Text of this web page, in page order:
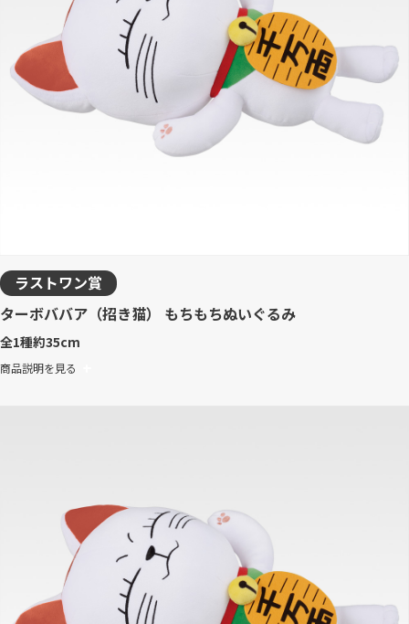
ラストワン賞
ターボババア（招き猫） もちもちぬいぐるみ
全1種約35cm
商品説明を見る